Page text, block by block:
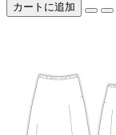
カートに追加